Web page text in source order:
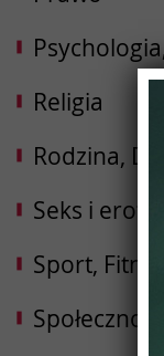
Religia
Rodzina,
Seks i
Sport,
Społeczności